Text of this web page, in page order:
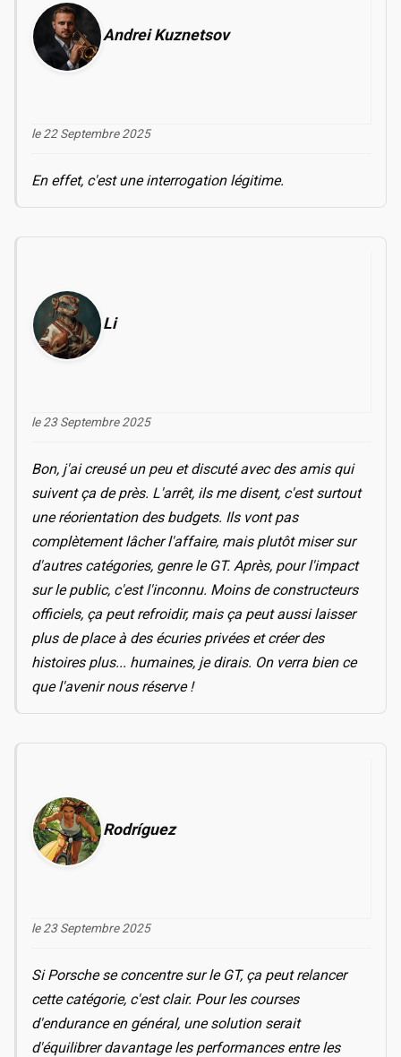
Andrei Kuznetsov
le 22 Septembre 2025
En effet, c'est une interrogation légitime.
Li
le 23 Septembre 2025
Bon, j'ai creusé un peu et discuté avec des amis qui
suivent ça de près. L'arrêt, ils me disent, c'est surtout
une réorientation des budgets. Ils vont pas
complètement lâcher l'affaire, mais plutôt miser sur
d'autres catégories, genre le GT. Après, pour l'impact
sur le public, c'est l'inconnu. Moins de constructeurs
officiels, ça peut refroidir, mais ça peut aussi laisser
plus de place à des écuries privées et créer des
histoires plus... humaines, je dirais. On verra bien ce
que l'avenir nous réserve !
Rodríguez
le 23 Septembre 2025
Si Porsche se concentre sur le GT, ça peut relancer
cette catégorie, c'est clair. Pour les courses
d'endurance en général, une solution serait
d'équilibrer davantage les performances entre les